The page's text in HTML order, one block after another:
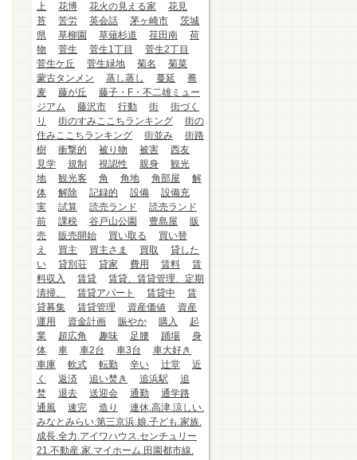
上
花博 花火の見える家
花見
苔
苦労 英会話 茅ヶ崎市
茨城
県
草柳園 草薙杉道 荏田南
荷
物
菅生 菅生1丁目
菅生2丁目
菅生ケ丘
菅生緑地 菊名
菊菜
蒙古タンメン
蒸し蒸し 蔓延
蕎
麦
藤が丘
藤子・F・不二雄ミュー
ジアム
藤沢市 行動 街
街づく
り
街のすみここちランキング
街の
住みここちランキング
街並み
街路
樹
衝撃的 被り物 被害
西友
見学
規制 視認性 親身
観光
地
観光客 角 角地 角部屋
解
体
解除 記録的 設備
設備充
実
試算 読売ランド
読売ランド
前
課税 谷戸山公園 豊島屋
販
売
販売開始 買い取る
買い替
え
買主 買主さま 買取
貸した
い
貸別荘 貸家 費用 賃料
賃
料収入
賃貸
賃貸、賃貸管理、定期
清掃、
賃貸アパート 賃貸中
賃
貸募集
賃貸管理 資産価値
資産
運用
資金計画 賑やか 購入
起
業
超広角 趣味 足腰 踊場
身
体
車 車2台 車3台
車大好き
車庫
軟式 転勤 辛い 辻堂
近
く
返済 追い焚き 追浜駅
追
焚
退去 送迎会 通勤
通学路
通風
速完 造り
連休.高津.涼しい.
みなとみらい.第三京浜.娘.子ども.家族.
成長.全力.アイワハウス.センチュリー
21.不動産.家.マイホーム.田園都市線.